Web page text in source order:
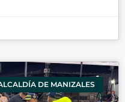
DE MANIZALES